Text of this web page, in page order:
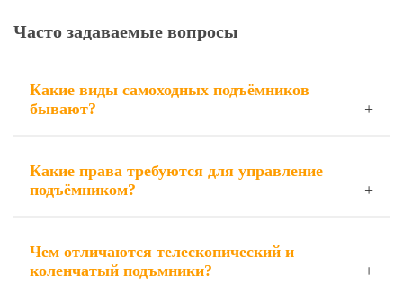
Часто задаваемые вопросы
Какие виды самоходных подъёмников
бывают?
Какие права требуются для управление
подъёмником?
Чем отличаются телескопический и
коленчатый подъмники?